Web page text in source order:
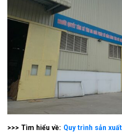
>>> Tìm hiểu về: Quy trình sản